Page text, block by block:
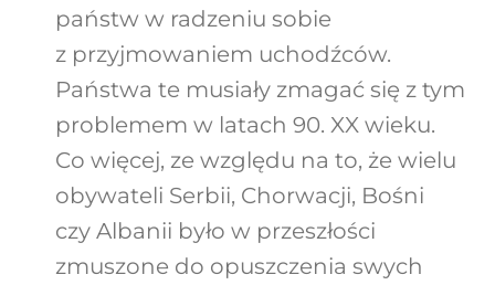
państw w radzeniu sobie
z przyjmowaniem uchodźców.
Państwa te musiały zmagać się z tym
problemem w latach 90. XX wieku.
Co więcej, ze względu na to, że wielu
obywateli Serbii, Chorwacji, Bośni
czy Albanii było w przeszłości
zmuszone do opuszczenia swych